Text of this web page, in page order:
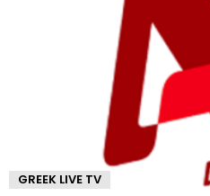
GREEK LIVE TV